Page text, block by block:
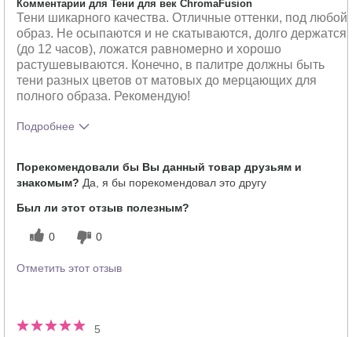
Комментарии для Тени для век ChromaFusion
Тени шикарного качества. Отличные оттенки, под любой
образ. Не осыпаются и не скатываются, долго держатся
(до 12 часов), ложатся равномерно и хорошо
растушевываются. Конечно, в палитре должны быть
тени разных цветов от матовых до мерцающих для
полного образа. Рекомендую!
Подробнее
продукта?
Как отличается опыт использования
этого продукта от декоративной
Порекомендовали бы Вы данный товар друзьям и
знакомым? Да, я бы порекомендовал это другу
Был ли этот отзыв полезным?
0 0
Отметить этот отзыв
5